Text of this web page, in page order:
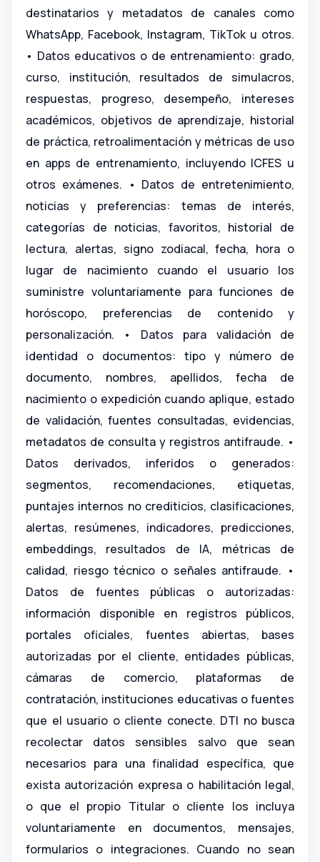
destinatarios y metadatos de canales como
WhatsApp, Facebook, Instagram, TikTok u otros.
• Datos educativos o de entrenamiento: grado,
curso, institución, resultados de simulacros,
respuestas, progreso, desempeño, intereses
académicos, objetivos de aprendizaje, historial
de práctica, retroalimentación y métricas de uso
en apps de entrenamiento, incluyendo ICFES u
otros exámenes. • Datos de entretenimiento,
noticias y preferencias: temas de interés,
categorías de noticias, favoritos, historial de
lectura, alertas, signo zodiacal, fecha, hora o
lugar de nacimiento cuando el usuario los
suministre voluntariamente para funciones de
horóscopo, preferencias de contenido y
personalización. • Datos para validación de
identidad o documentos: tipo y número de
documento, nombres, apellidos, fecha de
nacimiento o expedición cuando aplique, estado
de validación, fuentes consultadas, evidencias,
metadatos de consulta y registros antifraude. •
Datos derivados, inferidos o generados:
segmentos, recomendaciones, etiquetas,
puntajes internos no crediticios, clasificaciones,
alertas, resúmenes, indicadores, predicciones,
embeddings, resultados de IA, métricas de
calidad, riesgo técnico o señales antifraude. •
Datos de fuentes públicas o autorizadas:
información disponible en registros públicos,
portales oficiales, fuentes abiertas, bases
autorizadas por el cliente, entidades públicas,
cámaras de comercio, plataformas de
contratación, instituciones educativas o fuentes
que el usuario o cliente conecte. DTI no busca
recolectar datos sensibles salvo que sean
necesarios para una finalidad específica, que
exista autorización expresa o habilitación legal,
o que el propio Titular o cliente los incluya
voluntariamente en documentos, mensajes,
formularios o integraciones. Cuando no sean